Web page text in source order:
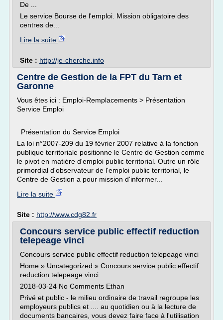
De ...
Le service Bourse de l'emploi. Mission obligatoire des
centres de...
Lire la suite
Site : http://je-cherche.info
Centre de Gestion de la FPT du Tarn et
Garonne
Vous êtes ici : Emploi-Remplacements > Présentation
Service Emploi
Présentation du Service Emploi
La loi n°2007-209 du 19 février 2007 relative à la fonction
publique territoriale positionne le Centre de Gestion comme
le pivot en matière d'emploi public territorial. Outre un rôle
primordial d'observateur de l'emploi public territorial, le
Centre de Gestion a pour mission d'informer...
Lire la suite
Site : http://www.cdg82.fr
Concours service public effectif reduction
telepeage vinci
Concours service public effectif reduction telepeage vinci
Home » Uncategorized » Concours service public effectif
reduction telepeage vinci
2018-03-24 No Comments Ethan
Privé et public - le milieu ordinaire de travail regroupe les
employeurs publics et .... au quotidien ou à la lecture de
documents bancaires, vous devez faire face à l'utilisation